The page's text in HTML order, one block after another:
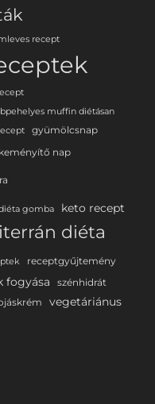
recept
muffin diétásan
gyümölcsnap
keményítő nap
gomba keto recept
diéta
receptgyűjtemény
fogyása
szénhidrát
vegetáriánus